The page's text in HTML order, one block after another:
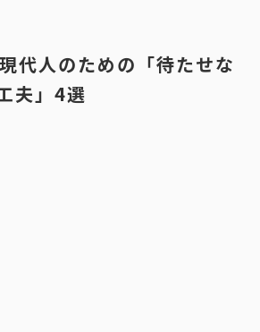
代人のための「待たせな
夫」4選